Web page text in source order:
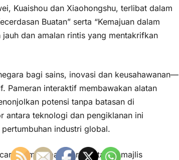
Kuaishou dan Xiaohongshu, terlibat dalam
Buatan” serta “Kemajuan dalam
dan amalan rintis yang mentakrifkan
bagi sains, inovasi dan keusahawanan—
Pameran interaktif membawakan alatan
potensi tanpa batasan di
antara teknologi dan pengiklanan ini
industri global.
pembukaan, forum utama, majlis